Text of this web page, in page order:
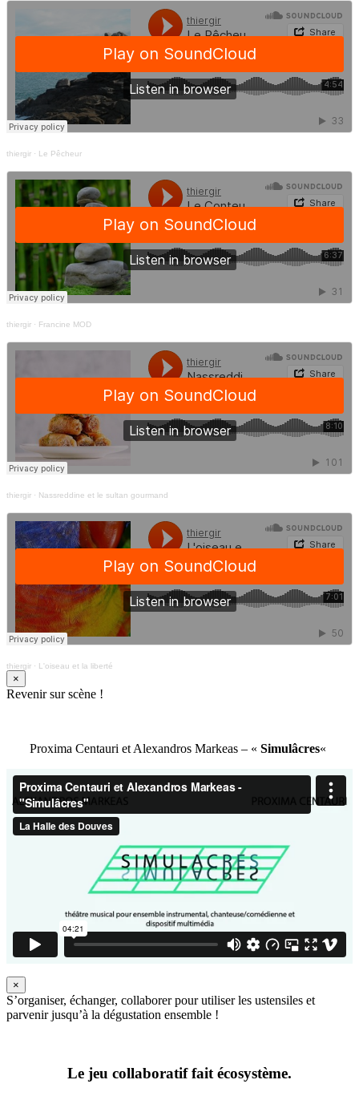
thiergir · Le Pêcheur
thiergir · Francine MOD
thiergir · Nassreddine et le sultan gourmand
thiergir · L'oiseau et la liberté
×
Revenir sur scène !
Proxima Centauri et Alexandros Markeas – « Simulâcres«
×
S’organiser, échanger, collaborer pour utiliser les ustensiles et
parvenir jusqu’à la dégustation ensemble !
Le jeu collaboratif fait écosystème.